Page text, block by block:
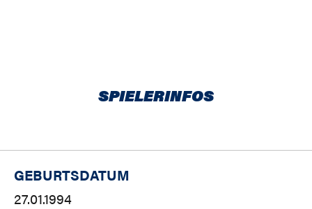
SPIELERINFOS
GEBURTSDATUM
27.01.1994